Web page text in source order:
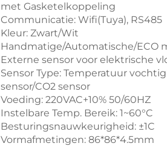
met Gasketelkoppeling
Communicatie: Wifi(Tuya), RS485
Kleur: Zwart/Wit
Handmatige/Automatische/ECO
Externe sensor voor elektrische
Sensor Type: Temperatuur
sensor/CO2 sensor
Voeding: 220VAC+10% 50/60HZ
Instelbare Temp. Bereik: 1~60°C
Besturingsnauwkeurigheid: ±1C
Vormafmetingen: 86*86*4.5mm